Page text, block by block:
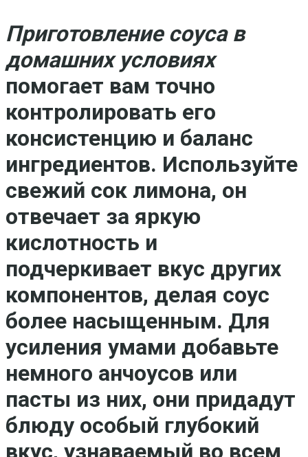
Приготовление соуса в
домашних условиях
помогает вам точно
контролировать его
консистенцию и баланс
ингредиентов. Используйте
свежий сок лимона, он
отвечает за яркую
кислотность и
подчеркивает вкус других
компонентов, делая соус
более насыщенным. Для
усиления умами добавьте
немного анчоусов или
пасты из них, они придадут
блюду особый глубокий
вкус, узнаваемый во всем